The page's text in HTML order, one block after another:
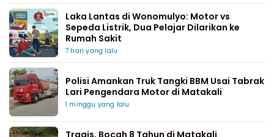
Laka Lantas di Wonomulyo: Motor vs
Sepeda Listrik, Dua Pelajar Dilarikan ke
Rumah Sakit
7 hari yang lalu
Polisi Amankan Truk Tangki BBM Usai Tabrak
Lari Pengendara Motor di Matakali
1 minggu yang lalu
Tragis, Bocah 8 Tahun di Matakali